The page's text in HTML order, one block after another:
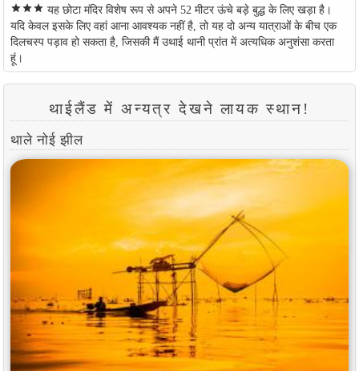
starstarstar यह छोटा मंदिर विशेष रूप से अपने 52 मीटर ऊंचे बड़े बुद्ध के लिए खड़ा है।
यदि केवल इसके लिए वहां आना आवश्यक नहीं है, तो यह दो अन्य यात्राओं के बीच एक
दिलचस्प पड़ाव हो सकता है, जिसकी मैं उथाई थानी प्रांत में अत्यधिक अनुशंसा करता
हूं।
थाईलैंड में अन्यत्र देखने लायक स्थान!
थाले नोई झील